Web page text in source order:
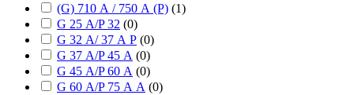
(G) 710 А / 750 А (P) (1)
G 25 А/P 32 (0)
G 32 А/ 37 А P (0)
G 37 А/P 45 А (0)
G 45 А/P 60 А (0)
G 60 А/P 75 А А (0)